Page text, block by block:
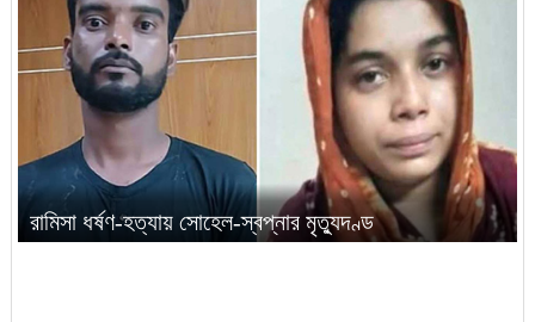
রামিসা ধর্ষণ-হত্যায় সোহেল-স্বপ্নার মৃত্যুদণ্ড